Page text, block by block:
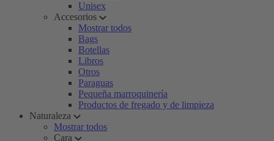
Unisex
Accesorios
Mostrar todos
Bags
Botellas
Libros
Otros
Paraguas
Pequeña marroquinería
Productos de fregado y de limpieza
Naturaleza
Mostrar todos
Cara